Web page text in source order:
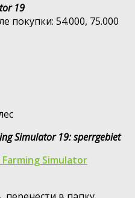
19
покупки: 54.000, 75.000
Simulator 19: sperrgebiet
Simulator